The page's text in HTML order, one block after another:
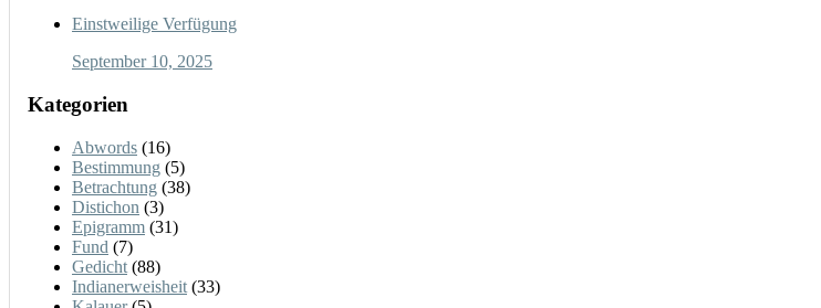
Einstweilige Verfügung
September 10, 2025
Kategorien
Abwords (16)
Bestimmung (5)
Betrachtung (38)
Distichon (3)
Epigramm (31)
Fund (7)
Gedicht (88)
Indianerweisheit (33)